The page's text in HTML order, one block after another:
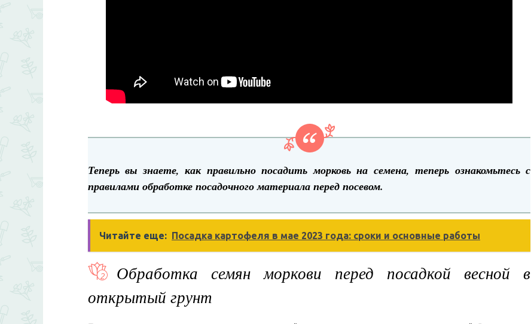
Теперь вы знаете, как правильно посадить морковь на семена, теперь ознакомьтесь с
правилами обработке посадочного материала перед посевом.
Читайте еще: Посадка картофеля в мае 2023 года: сроки и основные работы
Обработка семян моркови перед посадкой весной в
открытый грунт